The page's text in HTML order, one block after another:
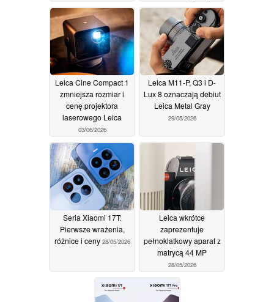
11/06/2026 05/06/2026
Leica Cine Compact 1
zmniejsza rozmiar i
cenę projektora
laserowego Leica
03/06/2026
Leica M11-P, Q3 i D-
Lux 8 oznaczają debiut
Leica Metal Gray
29/05/2026
Seria Xiaomi 17T:
Pierwsze wrażenia,
różnice i ceny 28/05/2026
Leica wkrótce
zaprezentuje
pełnoklatkowy aparat z
matrycą 44 MP
28/05/2026